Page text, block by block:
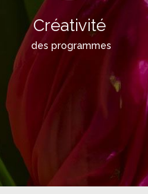
Créativité
des programmes